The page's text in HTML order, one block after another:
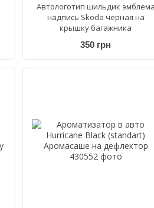
Автологотип шильдик эмблема
надпись Skoda черная на
крышку багажника
350 грн